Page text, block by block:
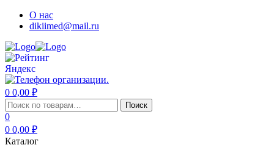
О нас
dikiimed@mail.ru
0 0,00 ₽
Меню
Искать: Поиск
0
0 0,00 ₽
Каталог